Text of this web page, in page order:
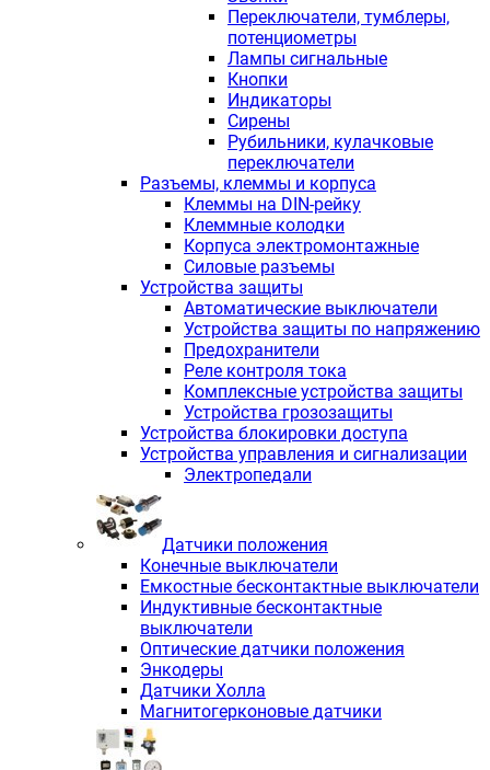
Переключатели, тумблеры,
потенциометры
Лампы сигнальные
Кнопки
Индикаторы
Сирены
Рубильники, кулачковые
переключатели
Разъемы, клеммы и корпуса
Клеммы на DIN-рейку
Клеммные колодки
Корпуса электромонтажные
Силовые разъемы
Устройства защиты
Автоматические выключатели
Устройства защиты по напряжению
Предохранители
Реле контроля тока
Комплексные устройства защиты
Устройства грозозащиты
Устройства блокировки доступа
Устройства управления и сигнализации
Электропедали
Датчики положения
Конечные выключатели
Емкостные бесконтактные выключатели
Индуктивные бесконтактные
выключатели
Оптические датчики положения
Энкодеры
Датчики Холла
Магнитогерконовые датчики